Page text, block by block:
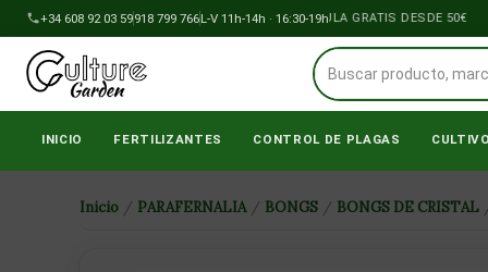
al
contenido
+34 608 92 03 59918 799 766L-V 11h-14h · 16:30-19h
ENVÍOS A PENÍNSULA GRATIS DESDE 50€
INICIO FERTILIZANTES CONTROL DE PLAGAS CULTIVO
Inicio / PARAFERNALIA / BONGS / BONGS DE CRISTAL